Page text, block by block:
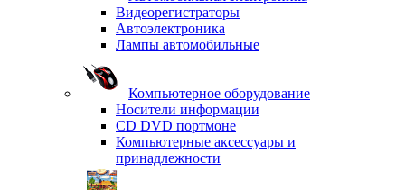
Видеорегистраторы
Автоэлектроника
Лампы автомобильные
Компьютерное оборудование
Носители информации
CD DVD портмоне
Компьютерные аксессуары и
принадлежности